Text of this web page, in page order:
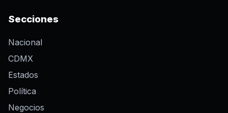
Secciones
Nacional
CDMX
Estados
Política
Negocios